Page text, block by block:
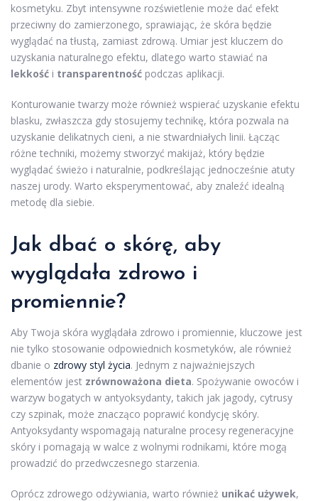
kosmetyku. Zbyt intensywne rozświetlenie może dać efekt
przeciwny do zamierzonego, sprawiając, że skóra będzie
wyglądać na tłustą, zamiast zdrową. Umiar jest kluczem do
uzyskania naturalnego efektu, dlatego warto stawiać na
lekkość i transparentność podczas aplikacji.
Konturowanie twarzy może również wspierać uzyskanie efektu
blasku, zwłaszcza gdy stosujemy technikę, która pozwala na
uzyskanie delikatnych cieni, a nie stwardniałych linii. Łącząc
różne techniki, możemy stworzyć makijaż, który będzie
wyglądać świeżo i naturalnie, podkreślając jednocześnie atuty
naszej urody. Warto eksperymentować, aby znaleźć idealną
metodę dla siebie.
Jak dbać o skórę, aby
wyglądała zdrowo i
promiennie?
Aby Twoja skóra wyglądała zdrowo i promiennie, kluczowe jest
nie tylko stosowanie odpowiednich kosmetyków, ale również
dbanie o zdrowy styl życia. Jednym z najważniejszych
elementów jest zrównoważona dieta. Spożywanie owoców i
warzyw bogatych w antyoksydanty, takich jak jagody, cytrusy
czy szpinak, może znacząco poprawić kondycję skóry.
Antyoksydanty wspomagają naturalne procesy regeneracyjne
skóry i pomagają w walce z wolnymi rodnikami, które mogą
prowadzić do przedwczesnego starzenia.
Oprócz zdrowego odżywiania, warto również unikać używek,